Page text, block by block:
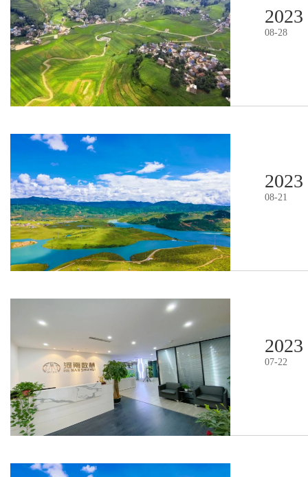
2023
08-28
2023
08-21
2023
07-22